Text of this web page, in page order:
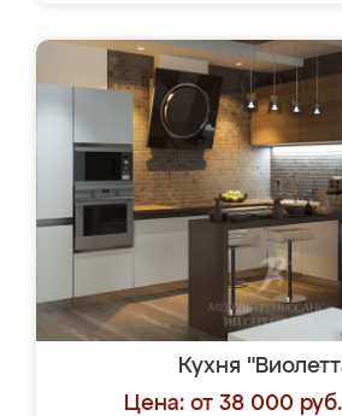
Кухня
Цена: от 38 000